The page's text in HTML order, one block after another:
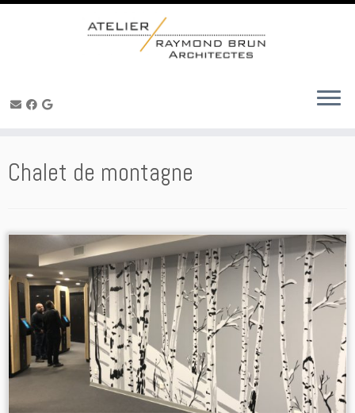
Skip
Chalet de montagne